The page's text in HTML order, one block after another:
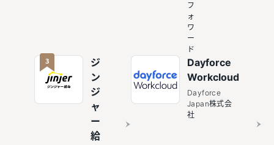
フ
ォ
ワ
ー
ド
3
ジ
ン
ジ
ャ
ー
給
Dayforce
Workcloud
Dayforce
Japan株式会
社